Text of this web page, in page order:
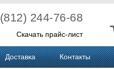
(812) 244-76-68
Скачать прайс-лист
Доставка Контакты